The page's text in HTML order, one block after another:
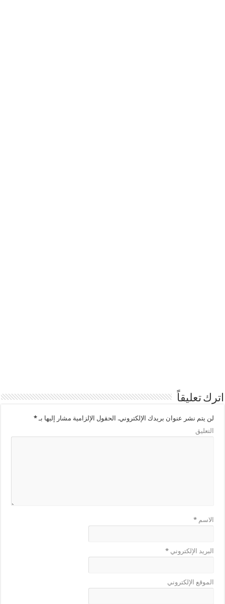
اترك تعليقاً
لن يتم نشر عنوان بريدك الإلكتروني. الحقول الإلزامية مشار إليها بـ*
التعليق
الاسم*
البريد الإلكتروني*
الموقع الإلكتروني